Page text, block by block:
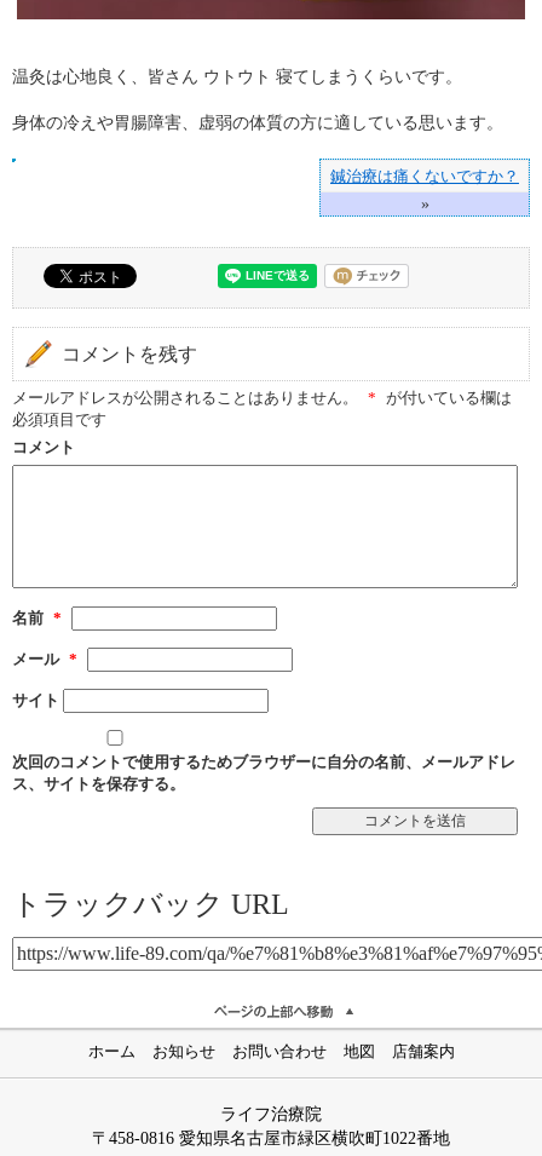
温灸は心地良く、皆さん ウトウト 寝てしまうくらいです。
身体の冷えや胃腸障害、虚弱の体質の方に適している思います。
鍼治療は痛くないですか？
»
コメントを残す
メールアドレスが公開されることはありません。 *
が付いている欄は
必須項目です
コメント
名前 *
メール *
サイト
次回のコメントで使用するためブラウザーに自分の名前、メールアドレ
ス、サイトを保存する。
トラックバック URL
ホーム お知らせ お問い合わせ 地図 店舗案内
ライフ治療院
〒458-0816 愛知県名古屋市緑区横吹町1022番地